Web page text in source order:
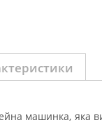
машинка, яка